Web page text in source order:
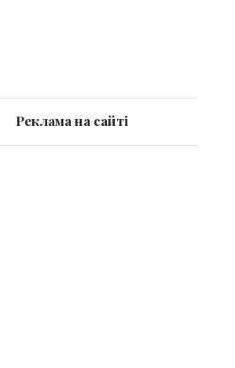
Реклама на сайті